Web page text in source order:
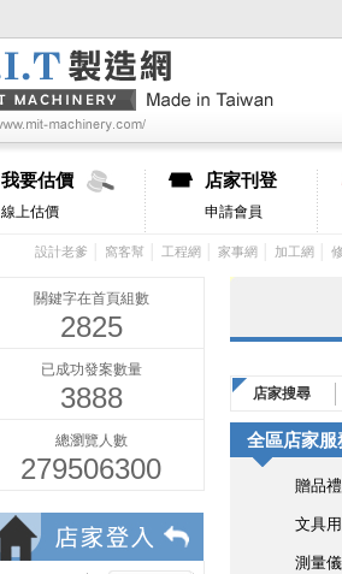
我要估價
線上估價
店家刊登
申請會員
設計老爹 窩客幫 工程網 家事網 加工網
關鍵字在首頁組數
2825
已成功發案數量
3888
總瀏覽人數
279506300
店家搜尋
全區店家服
贈品
文具
測量